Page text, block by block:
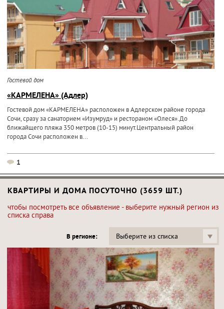
Гостевой дом
«КАРМЕЛЕНА» (Адлер)
Гостевой дом «КАРМЕЛЕНА» расположен в Адлерском районе города
Сочи, сразу за санаторием «Изумруд» и рестораном «Олеся».До
ближайщего пляжа 350 метров (10-15) минут.Центральный район
города Сочи расположен в...
1
КВАРТИРЫ И ДОМА ПОСУТОЧНО (3659 ШТ.)
чтобы посмотреть все объявление - выберите нужный регион из
списка справа
В регионе: Выберите из списка